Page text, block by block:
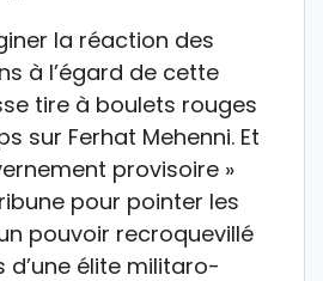
la réaction des
à l’égard de cette
tire à boulets rouges
sur Ferhat Mehenni. Et
provisoire »
pour pointer les
pouvoir recroquevillé
d’une élite militaro-